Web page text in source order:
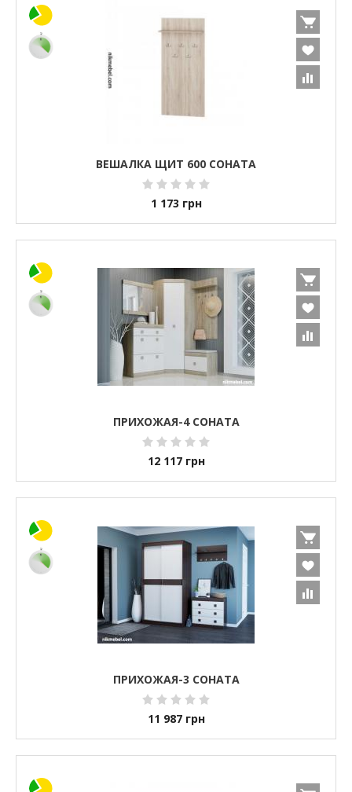
ВЕШАЛКА ЩИТ 600 СОНАТА
1 173 грн
ПРИХОЖАЯ-4 СОНАТА
12 117 грн
ПРИХОЖАЯ-3 СОНАТА
11 987 грн